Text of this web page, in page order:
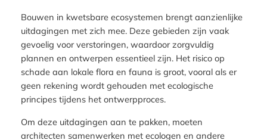
Bouwen in kwetsbare ecosystemen brengt aanzienlijke
uitdagingen met zich mee. Deze gebieden zijn vaak
gevoelig voor verstoringen, waardoor zorgvuldig
plannen en ontwerpen essentieel zijn. Het risico op
schade aan lokale flora en fauna is groot, vooral als er
geen rekening wordt gehouden met ecologische
principes tijdens het ontwerpproces.
Om deze uitdagingen aan te pakken, moeten
architecten samenwerken met ecologen en andere